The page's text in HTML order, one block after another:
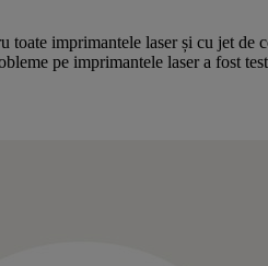
toate imprimantele laser și cu jet de
pe imprimantele laser a fost